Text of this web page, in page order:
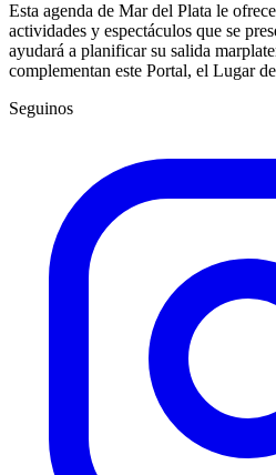
Esta agenda de Mar del Plata le
actividades y espectáculos que se
ayudará a planificar su salida
complementan este Portal, el Lugar
Seguinos